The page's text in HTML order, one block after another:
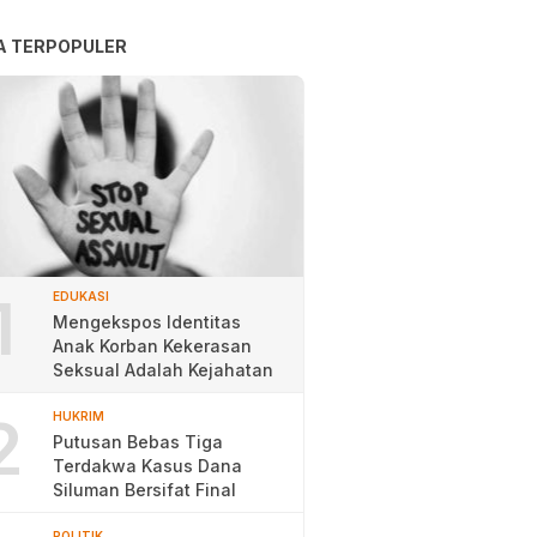
TERPOPULER
EDUKASI
Mengekspos Identitas
Anak Korban Kekerasan
Seksual Adalah Kejahatan
HUKRIM
Putusan Bebas Tiga
Terdakwa Kasus Dana
Siluman Bersifat Final